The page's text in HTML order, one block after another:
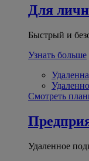
Для
Быстрый и
Узнать больше
Смотреть
Удаленное